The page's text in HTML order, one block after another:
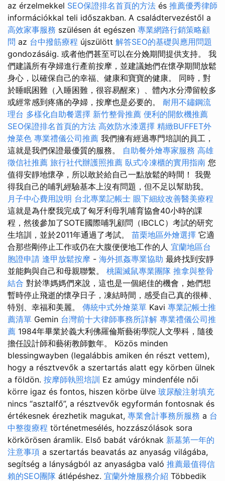
az érzelmekkel SEO保證排名首頁的方法 és 推薦優秀律師
információkkal teli időszakban. A családtervezéstől a
高效家事服務 szülésen át egészen 專業網路行銷策略顧
問 az 台中撥筋療程 újszülött 解答SEO的基礎與應用問題
gondozásáig. 或者他們甚至可以在分娩期間提供支持。 我
們建議所有孕婦進行產前按摩，並建議她們在懷孕期間放鬆
身心，以確保自己的幸福、健康和寶寶的健康。 同時，對
於睡眠困難（入睡困難，很容易醒來）、體內水分滯留較多
或經常感到疼痛的孕婦，按摩也是必要的。 耐用不鏽鋼流
理台 多樣化自助餐選擇 新竹整骨推薦 便利的開飲機推薦
SEO保證排名首頁的方法 高效防水漆選擇 精緻BUFFET外
燴菜色 專業禮儀公司推薦 我們擁有經過專門培訓的員工，
這就是我們保證最優質的服務。 自助餐外燴專家服務 高雄
徵信社推薦 旅行社代辦護照推薦 臥式冷凍櫃的實用指南 您
值得安靜地懷孕，所以敢於給自己一點放鬆的時間！ 我覺
得我自己的哺乳經驗基本上沒有問題，但不足以幫助我。
月子中心費用說明 台北專業記帳士 眼下細紋改善醫美療程
這就是為什麼我完成了匈牙利母乳哺育協會40小時的課
程，然後參加了SOTE國際哺乳顧問（IBCLC）考試的研究
生培訓，並於2011年通過了考試。 苗栗地區外燴選擇 它適
合那些剛停止工作或仍在大腹便便地工作的人 宜蘭地區台
胞證申請 逢甲放鬆按摩 - 海外抓姦專業協助 最終找到安靜
並能夠與自己和母親聯繫。 桃園滅鼠專業團隊 推拿與整骨
結合 對於準媽媽們來說，這也是一個絕佳的機會，她們想
暫時停止飛逝的懷孕日子，凍結時間，感受自己真的很棒、
特別、幸福和美麗。 傳統中式外燴菜單 Kavi 專業記帳士推
薦清單 Gemin 台灣前十大律師事務所詳解 專業禮儀公司推
薦 1984年畢業於義大利佛羅倫斯藝術學院人文學科，隨後
擔任設計師和藝術教師數年。 Közös minden
blessingwayben (legalábbis amiken én részt vettem),
hogy a résztvevők a szertartás alatt egy körben ülnek
a földön. 按摩師執照培訓 Ez amúgy mindenféle női
körre igaz és fontos, hiszen körbe ülve 玻尿酸注射填充
nincs “asztalfő”, a résztvevők egyformán fontosnak és
értékesnek érezhetik magukat, 專業會計事務所服務 a 台
中整復療程 történetmesélés, hozzászólások sora
körkörösen áramlik. Első babát váróknak 新墓第一年的
注意事項 a szertartás beavatás az anyaság világába,
segítség a lányságból az anyaságba való 推薦最值得信
賴的SEO團隊 átlépéshez. 宜蘭外燴服務介紹 Többedik